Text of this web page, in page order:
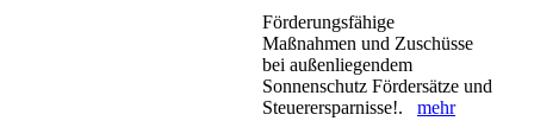
Förderungsfähige
Maßnahmen und Zuschüsse
bei außenliegendem
Sonnenschutz Fördersätze und
Steuerersparnisse!.mehr